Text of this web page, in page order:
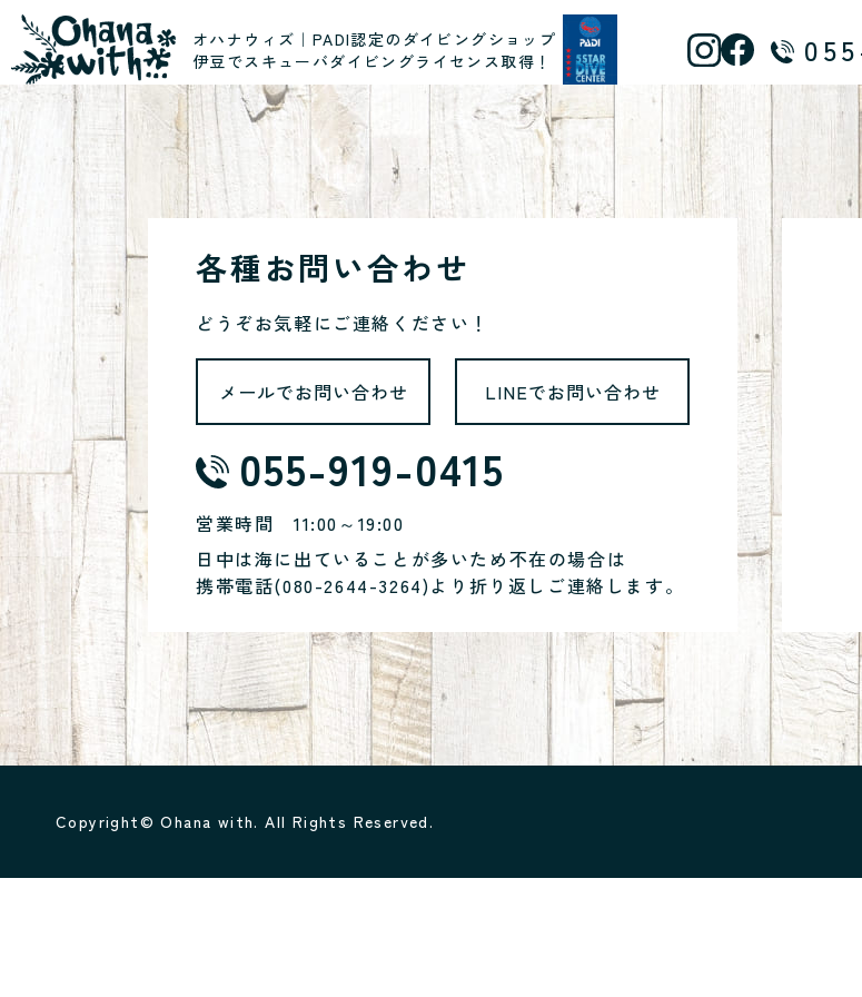
オハナウィズ｜PADI認定のダイビングショップ
伊豆でスキューバダイビングライセンス取得！
各種お問い合わせ
どうぞお気軽にご連絡ください！
メールでお問い合わせ LINEでお問い合わせ
055-919-0415
営業時間 11:00～19:00
日中は海に出ていることが多いため不在の場合は
携帯電話(080-2644-3264)より折り返しご連絡します。
Copyright© Ohana with. All Rights Reserved.